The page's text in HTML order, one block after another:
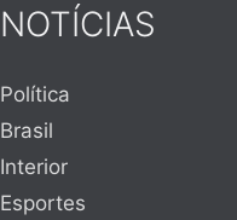
NOTÍCIAS
Política
Brasil
Interior
Esportes